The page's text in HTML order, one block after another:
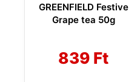
GREENFIELD Festive
Grape tea 50g
839 Ft